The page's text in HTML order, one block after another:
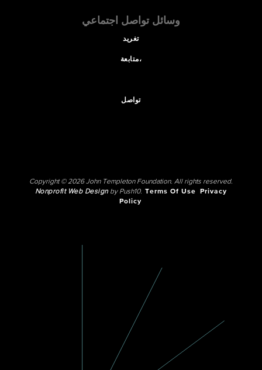
وسائل تواصل اجتماعي
تغريد
متابعة،
تواصل
Copyright © 2026 John Templeton Foundation. All rights reserved.
Nonprofit Web Designby Push10. Terms Of Use
Privacy
Policy